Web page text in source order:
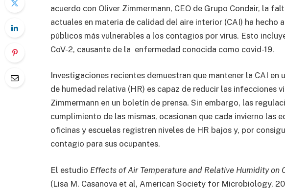
acuerdo con Oliver Zimmermann, CEO de Grupo Condair, la
actuales en materia de calidad del aire interior (CAI) ha hecho
públicos más vulnerables a los contagios por virus. Esto
CoV-2, causante de la enfermedad conocida como covid-19.
Investigaciones recientes demuestran que mantener la CAI en
de humedad relativa (HR) es capaz de reducir las infecciones
Zimmermann en un boletín de prensa. Sin embargo, las
cumplimiento de las mismas, ocasionan que cada invierno las
oficinas y escuelas registren niveles de HR bajos y, por
contagio para sus ocupantes.
El estudio Effects of Air Temperature and Relative Humidity on
(Lisa M. Casanova et al, American Society for Microbiology,